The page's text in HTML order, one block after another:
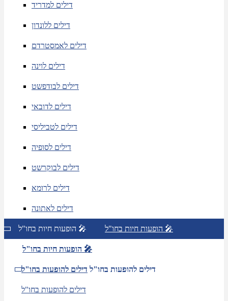
דילים למדריד
דילים ללונדון
דילים לאמסטרדם
דילים לוינה
דילים לבודפשט
דילים לדובאי
דילים לטביליסי
דילים לסופיה
דילים לבוקרשט
דילים לרומא
דילים לאתונה
הופעות חיות בחו"ל 🎤 הופעות חיות בחו"ל 🎤
הופעות חיות בחו"ל 🎤
דילים להופעות בחו"ל דילים להופעות בחו"ל
דילים להופעות בחו"ל